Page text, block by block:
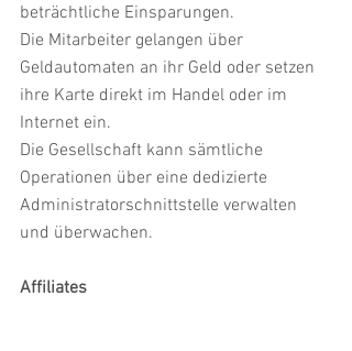
beträchtliche Einsparungen.
Die Mitarbeiter gelangen über
Geldautomaten an ihr Geld oder setzen
ihre Karte direkt im Handel oder im
Internet ein.
Die Gesellschaft kann sämtliche
Operationen über eine dedizierte
Administratorschnittstelle verwalten
und überwachen.
Affiliates